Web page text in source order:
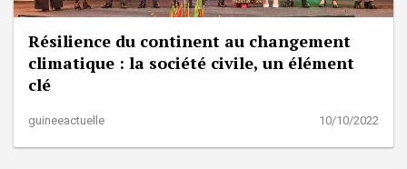
Résilience du continent au changement
climatique : la société civile, un élément
clé
guineeactuelle 10/10/2022